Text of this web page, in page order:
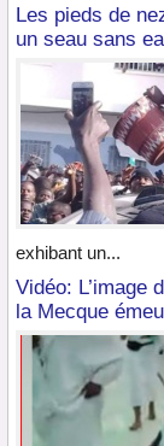
Les pieds de
un seau sans
exhibant un...
Vidéo: L’image
la Mecque